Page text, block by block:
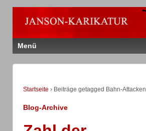
Menü
Startseite › Beiträge getagged Bahn-Attacken
Blog-Archive